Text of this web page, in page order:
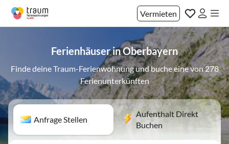
Vermieten
Ferienhäuser in Oberbayern
Finde deine Traum-Ferienwohnung und buche eine von 278
Ferienunterkünften
Anfrage Stellen
Aufenthalt Direkt
Buchen